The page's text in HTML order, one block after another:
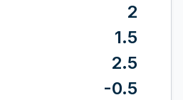
2
1.5
2.5
-0.5